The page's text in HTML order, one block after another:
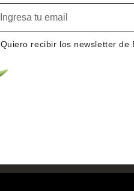
Quiero recibir los newsletter de